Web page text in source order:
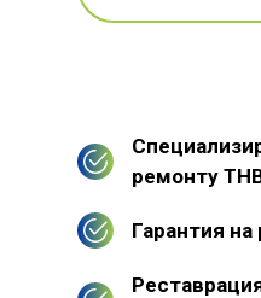
ремонту
Гарантия